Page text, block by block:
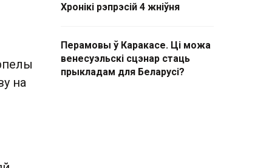
на
Хронікі рэпрэсій 4 жніўня
Перамовы ў Каракасе. Ці можа
венесуэльскі сцэнар стаць
прыкладам для Беларусі?